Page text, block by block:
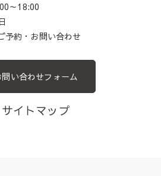
～18:00
予約・お問い合わせ
問い合わせフォーム
サイトマップ